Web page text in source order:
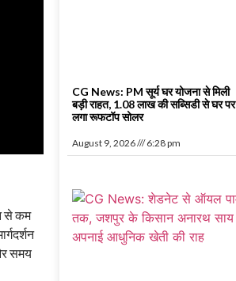
से कम
समय
CG News: PM सूर्य घर योजना से मिली
बड़ी राहत, 1.08 लाख की सब्सिडी से घर पर
लगा रूफटॉप सोलर
August 9, 2026 6:28 pm